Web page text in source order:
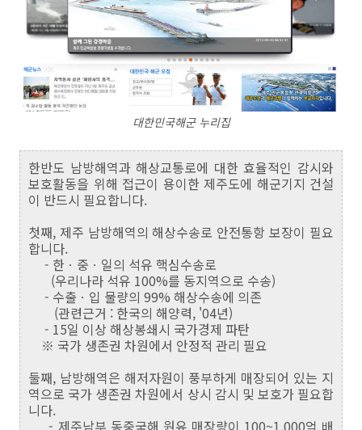
대한민국해군 누리집
한반도 남방해역과 해상교통로에 대한 효율적인 감시와
보호활동을 위해 접근이 용이한 제주도에 해군기지 건설
이 반드시 필요합니다.
첫째, 제주 남방해역의 해상수송로 안전통항 보장이 필요
합니다.
- 한ㆍ중ㆍ일의 석유 핵심수송로
(우리나라 석유 100%를 동지역으로 수송)
- 수출ㆍ입 물량의 99% 해상수송에 의존
(관련근거 : 한국의 해양력, '04년)
- 15일 이상 해상봉쇄시 국가경제 파탄
※ 국가 생존권 차원에서 안정적 관리 필요
둘째, 남방해역은 해저자원이 풍부하게 매장되어 있는 지
역으로 국가 생존권 차원에서 상시 감시 및 보호가 필요합
니다.
- 제주남부 동중국해 원유 매장량이 100~1,000억 배